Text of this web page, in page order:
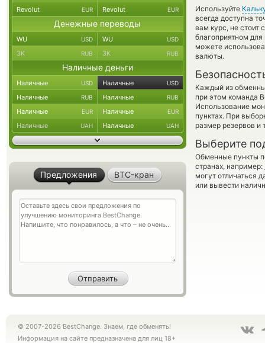
Используйте
всегда доступна
вам курс, не стоит
благоприятном
можете
валюты.
Каждый из
при этом команда
Использование
пунктах. При
размер резервов и
Выберите
Обменные пункты
странах, например:
могут отличаться
или вывести
Revolut EUR Revolut EUR
Денежные переводы
WU USD WU USD
ЗК RUB ЗК RUB
Наличные деньги
Наличные USD Наличные USD
Наличные RUB Наличные RUB
Наличные EUR Наличные EUR
Наличные UAH Наличные UAH
Предложения BTC-кран
© 2007-2026 BestChange. Знаем, где обменять!
Информация на сайте предназначена для лиц 18+